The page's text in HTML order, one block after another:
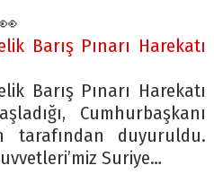
Barış Pınarı Harekatı
Barış Pınarı Harekatı
Cumhurbaşkanı
tarafından duyuruldu.
Suriye…